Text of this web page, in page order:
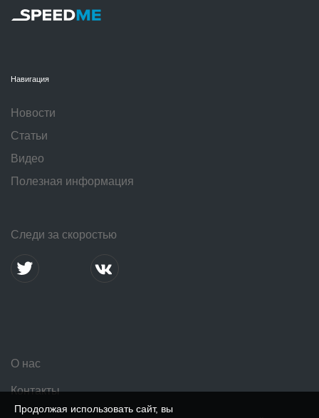
Продолжая использовать сайт, вы
Навигация
Новости
Статьи
Видео
Полезная информация
Следи за скоростью
О нас
Контакты